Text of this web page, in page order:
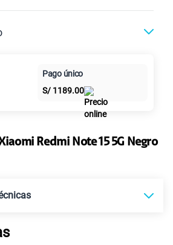
25GBen alta velocidad
S/49.90
Cuotas Claro
Pago único
S/ 1189.00
Redmi Note 15 5G Negro